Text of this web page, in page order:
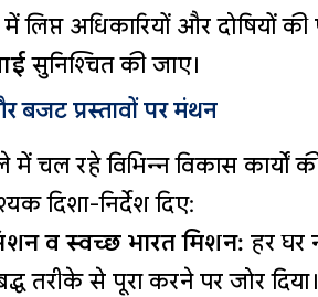
लिप्त अधिकारियों और दोषियों
सुनिश्चित की जाए।
बजट प्रस्तावों पर मंथन
में चल रहे विभिन्न विकास कार्यों
दिशा-निर्देश दिए:
व स्वच्छ भारत मिशन: हर घर
तरीके से पूरा करने पर जोर दिया।